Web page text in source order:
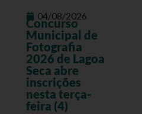
04/08/2026
Concurso
Municipal de
Fotografia
2026 de Lagoa
Seca abre
inscrições
nesta terça-
feira (4)